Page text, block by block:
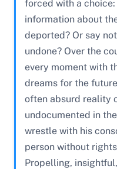
forced with a
information about
deported? Or say
undone? Over the
every moment with
dreams for the
often absurd reality
undocumented in
wrestle with his
person without
Propelling,